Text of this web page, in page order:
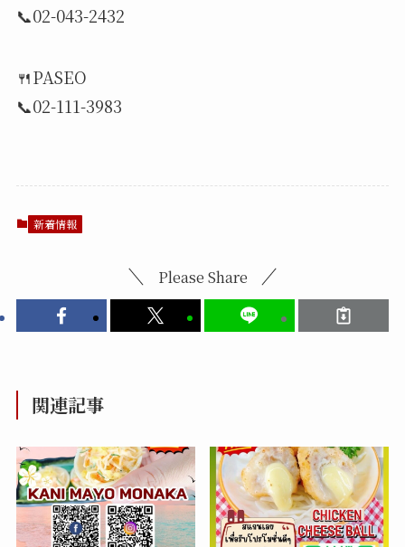
📞02-043-2432
🍴PASEO
📞02-111-3983
新着情報
Please Share
関連記事